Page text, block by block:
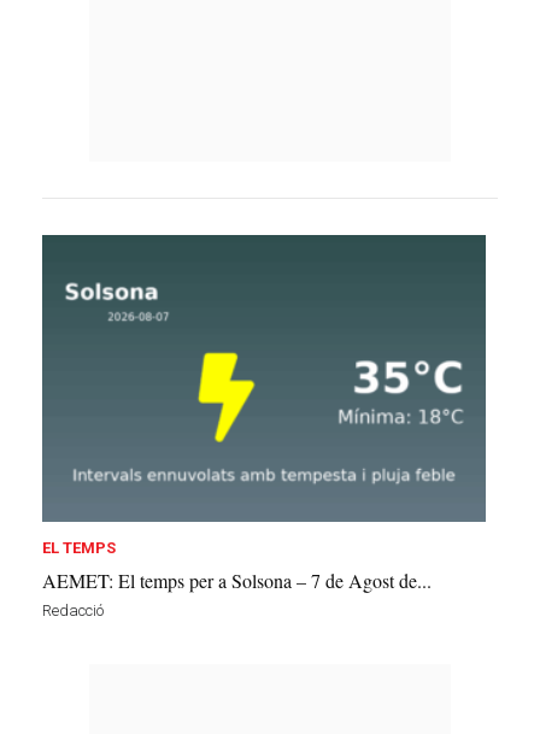
EL TEMPS
AEMET: El temps per a Solsona – 7 de Agost de...
Redacció